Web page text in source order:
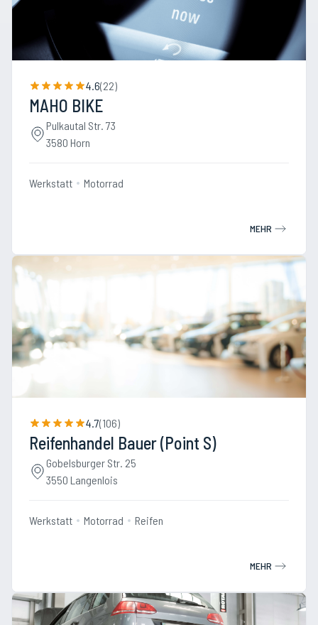
4.6(22)
MAHO BIKE
Pulkautal Str. 73
3580 Horn
Werkstatt Motorrad
MEHR
4.7(106)
Reifenhandel Bauer (Point S)
Gobelsburger Str. 25
3550 Langenlois
Werkstatt Motorrad Reifen
MEHR